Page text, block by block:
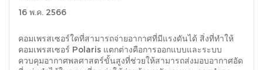
16 พ.ค. 2566
คอมเพรสเซอร์ใดที่สามารถจ่ายอากาศที่มีแรงดันได้ สิ่งที่ทําให้
คอมเพรสเซอร์ Polaris แตกต่างคือการออกแบบและระบบ
ควบคุมอากาศพลศาสตร์ขั้นสูงที่ช่วยให้สามารถส่งมอบอากาศอัด